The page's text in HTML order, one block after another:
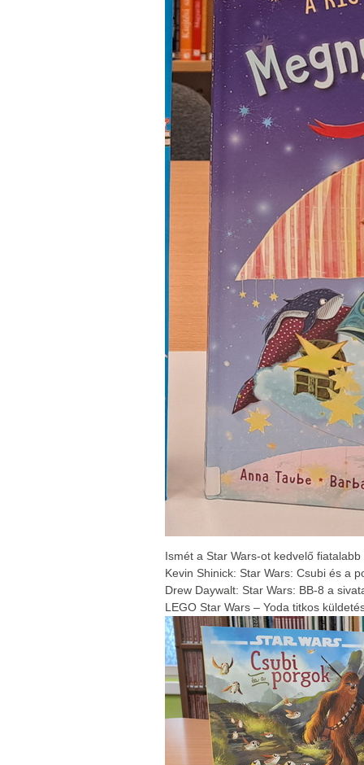
Ismét a Star Wars-ot kedvelő
Kevin Shinick: Star Wars: Csubi és a
Drew Daywalt: Star Wars: BB-8 a
LEGO Star Wars – Yoda titkos